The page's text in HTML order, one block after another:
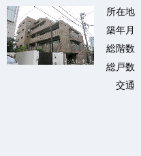
所在地
築年月
総階数
総戸数
交通